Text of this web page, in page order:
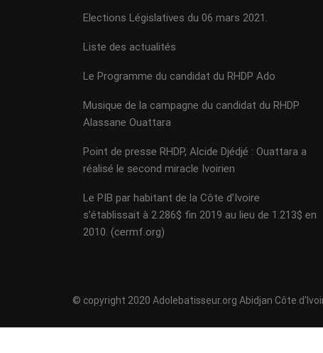
Elections Législatives du 06 mars 2021.
Liste des actualités
Le Programme du candidat du RHDP Ado
Musique de la campagne du candidat du RHDP
Alassane Ouattara
Point de presse RHDP, Alcide Djédjé : Ouattara a
réalisé le second miracle Ivoirien
Le PIB par habitant de la Côte d’Ivoire
s’établissait à 2.286$ fin 2019 au lieu de 1.213$ en
2010. (cermf.org)
© copyright 2020 Adolebatisseur.org Abidjan Côte